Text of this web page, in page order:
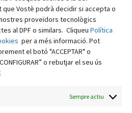
que Vostè podrà decidir si accepta o
proveïdors tecnològics
al DPF o similars. Cliqueu Política
per a més informació. Pot
el botó "ACCEPTAR" o
o rebutjar el seu ús
Sempre actiu
què és i com es mesura.
Club de la Cerdanya
a la intel·ligència